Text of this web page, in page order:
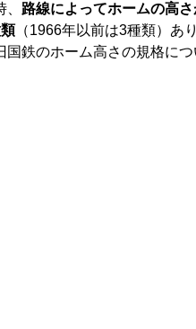
路線によってホームの高
（1966年以前は3種類）あ
鉄のホーム高さの規格に